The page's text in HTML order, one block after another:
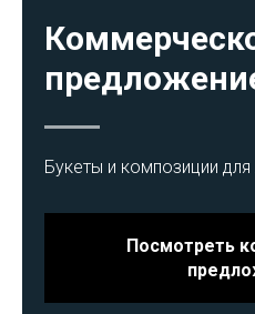
Букеты и композиции
Посмотреть